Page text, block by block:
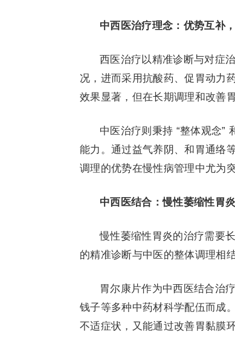
中西医治疗理念：优势互补
西医治疗以精准诊断与对症
况，进而采用抗酸药、促胃动力
效果显著，但在长期调理和改善
中医治疗则秉持 “整体观念”
能力。通过益气养阴、和胃通络
调理的优势在慢性病管理中尤为突
中西医结合：慢性萎缩性胃
慢性萎缩性胃炎的治疗需要
的精准诊断与中医的整体调理相
胃尔康片作为中西医结合治
钱子等多种中药材科学配伍而成
不适症状，又能通过改善胃黏膜